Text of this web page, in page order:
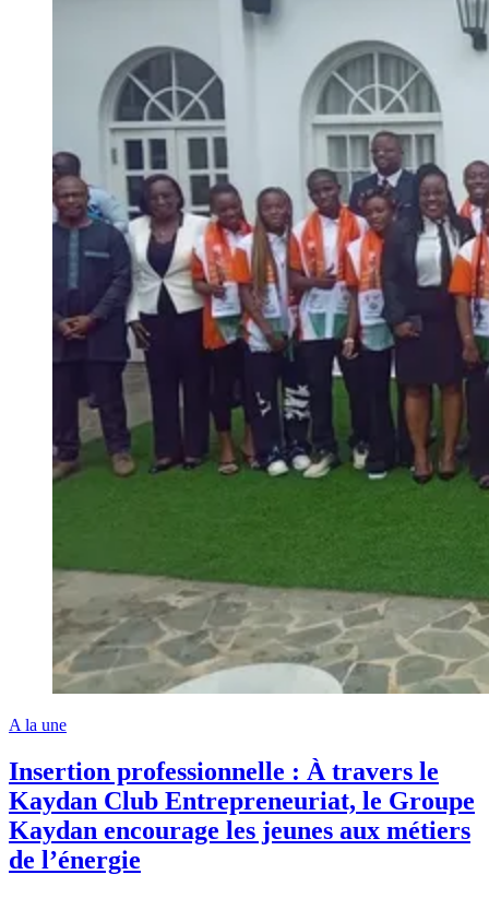
A la une
Insertion professionnelle : À travers le
Kaydan Club Entrepreneuriat, le Groupe
Kaydan encourage les jeunes aux métiers
de l’énergie